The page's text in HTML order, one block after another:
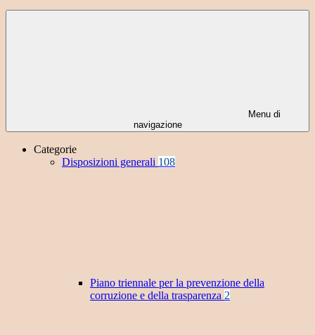
Menu di
navigazione
Categorie
Disposizioni generali 108
Piano triennale per la prevenzione della
corruzione e della trasparenza 2